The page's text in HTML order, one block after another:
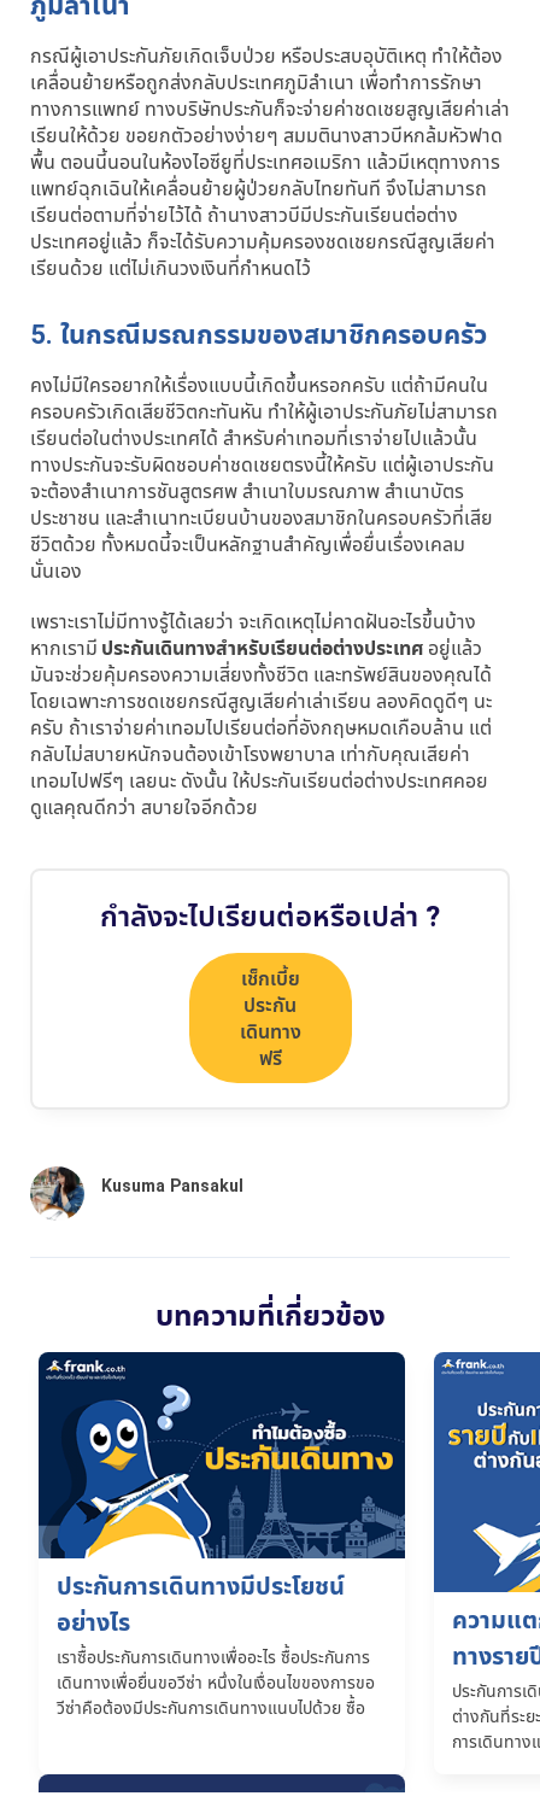
กรณีผู้เอาประกันภัยเกิดเจ็บป่วย หรือประสบอุบัติเหตุ ทำให้ต้อง
เคลื่อนย้ายหรือถูกส่งกลับประเทศภูมิลำเนา เพื่อทำการรักษา
ทางการแพทย์ ทางบริษัทประกันก็จะจ่ายค่าชดเชยสูญเสียค่าเล่า
เรียนให้ด้วย ขอยกตัวอย่างง่ายๆ สมมตินางสาวบีหกล้มหัวฟาด
พื้น ตอนนี้นอนในห้องไอซียูที่ประเทศอเมริกา แล้วมีเหตุทางการ
แพทย์ฉุกเฉินให้เคลื่อนย้ายผู้ป่วยกลับไทยทันที จึงไม่สามารถ
เรียนต่อตามที่จ่ายไว้ได้ ถ้านางสาวบีมีประกันเรียนต่อต่าง
ประเทศอยู่แล้ว ก็จะได้รับความคุ้มครองชดเชยกรณีสูญเสียค่า
เรียนด้วย แต่ไม่เกินวงเงินที่กำหนดไว้
5. ในกรณีมรณกรรมของสมาชิกครอบครัว
คงไม่มีใครอยากให้เรื่องแบบนี้เกิดขึ้นหรอกครับ แต่ถ้ามีคนใน
ครอบครัวเกิดเสียชีวิตกะทันหัน ทำให้ผู้เอาประกันภัยไม่สามารถ
เรียนต่อในต่างประเทศได้ สำหรับค่าเทอมที่เราจ่ายไปแล้วนั้น
ทางประกันจะรับผิดชอบค่าชดเชยตรงนี้ให้ครับ แต่ผู้เอาประกัน
จะต้องสำเนาการชันสูตรศพ สำเนาใบมรณภาพ สำเนาบัตร
ประชาชน และสำเนาทะเบียนบ้านของสมาชิกในครอบครัวที่เสีย
ชีวิตด้วย ทั้งหมดนี้จะเป็นหลักฐานสำคัญเพื่อยื่นเรื่องเคลม
นั่นเอง
เพราะเราไม่มีทางรู้ได้เลยว่า จะเกิดเหตุไม่คาดฝันอะไรขึ้นบ้าง
หากเรามี ประกันเดินทางสำหรับเรียนต่อต่างประเทศ อยู่แล้ว
มันจะช่วยคุ้มครองความเสี่ยงทั้งชีวิต และทรัพย์สินของคุณได้
โดยเฉพาะการชดเชยกรณีสูญเสียค่าเล่าเรียน ลองคิดดูดีๆ นะ
ครับ ถ้าเราจ่ายค่าเทอมไปเรียนต่อที่อังกฤษหมดเกือบล้าน แต่
กลับไม่สบายหนักจนต้องเข้าโรงพยาบาล เท่ากับคุณเสียค่า
เทอมไปฟรีๆ เลยนะ ดังนั้น ให้ประกันเรียนต่อต่างประเทศคอย
ดูแลคุณดีกว่า สบายใจอีกด้วย
กำลังจะไปเรียนต่อหรือเปล่า ?
เช็กเบี้ย
ประกัน
เดินทาง
ฟรี
บทความที่เกี่ยวข้อง
ประกันการเดินทางมีประโยชน์
อย่างไร
เราซื้อประกันการเดินทางเพื่ออะไร ซื้อประกันการ
เดินทางเพื่อยื่นขอวีซ่า หนึ่งในเงื่อนไขของการขอ
วีซ่าคือต้องมีประกันการเดินทางแนบไปด้วย ซื้อ
ความแ
ทางรา
ประกันการเ
ต่างกันที่ระย
การเดินทาง